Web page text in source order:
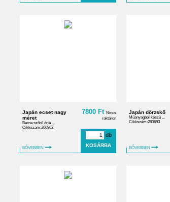
Japán ecset nagy
méret
Barna szőrű óriá ...
Cikkszám:266962
BŐVEBBEN
7800 Ft Nincs
raktáron
db
Japán dörzskő
Műanyagból készü ...
Cikkszám:283693
BŐVEBBEN